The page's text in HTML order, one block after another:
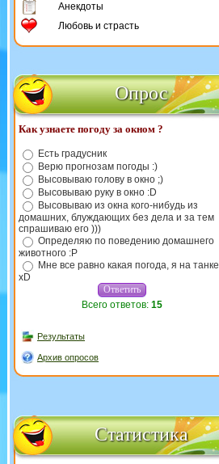
Анекдоты
Любовь и страсть
Опрос
Как узнаете погоду за окном ?
Есть градусник
Верю прогнозам погоды :)
Высовываю голову в окно ;)
Высовываю руку в окно :D
Высовываю из окна кого-нибудь из
домашних, блуждающих без дела и за тем
спрашиваю его )))
Определяю по поведению домашнего
животного :P
Мне все равно какая погода, я на танке
xD
Всего ответов: 15
Результаты
Архив опросов
Статистика